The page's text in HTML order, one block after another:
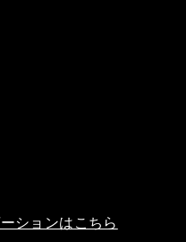
ションはこちら